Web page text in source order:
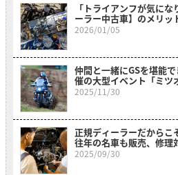
「トライアンフが気に
ーラー中古車】のメリッ
2026/01/05
仲間と一緒にGSを堪能
催の大型イベント「ミツ
2025/11/30
正規ディーラーだからこ
往年の名車も販売、修理
2025/09/30